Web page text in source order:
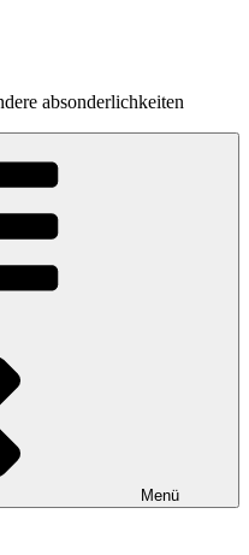
absonderlichkeiten
Menü